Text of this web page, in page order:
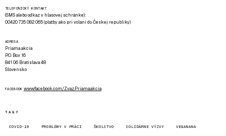
TELEFONICKÝ KONTAKT
(SMS alebo odkaz v hlasovej schránke):
00420 735 082 065 (platby ako pri volaní do Českej republiky)
ADRESA
Priama akcia
P.O. Box 16
841 06 Bratislava 48
Slovensko
FACEBOOK www.facebook.com/Zvaz.Priama.akcia
TAGY
COVID-19 PROBLÉMY V PRÁCI ŠKOLSTVO SOLIDÁRNE VÝZVY VEGANANA